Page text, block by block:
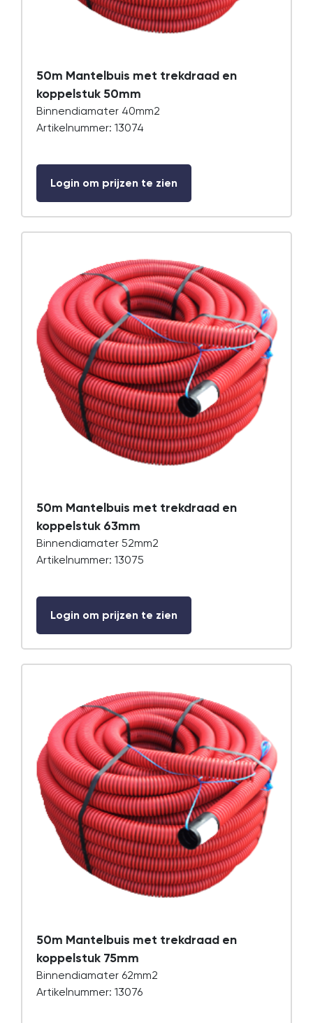
50m Mantelbuis met trekdraad en
koppelstuk 50mm
Binnendiamater 40mm2
Artikelnummer: 13074
Login om prijzen te zien
50m Mantelbuis met trekdraad en
koppelstuk 63mm
Binnendiamater 52mm2
Artikelnummer: 13075
Login om prijzen te zien
50m Mantelbuis met trekdraad en
koppelstuk 75mm
Binnendiamater 62mm2
Artikelnummer: 13076